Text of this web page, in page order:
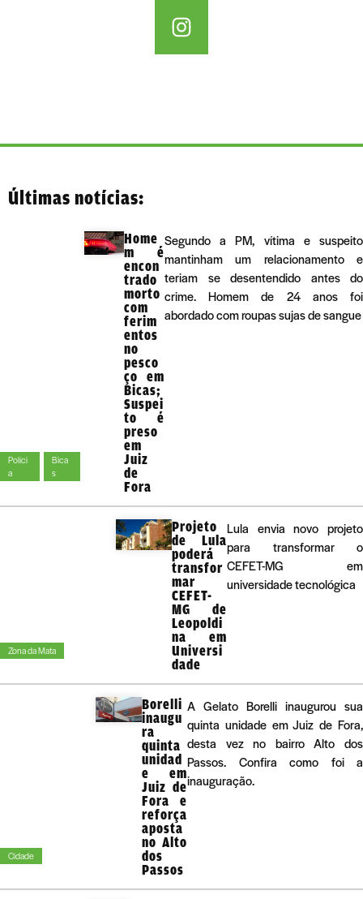
Últimas notícias:
Políci
a
Bica
s
Home
m é
encon
trado
morto
com
ferim
entos
no
pesco
ço em
Bicas;
Suspei
to é
preso
em
Juiz
de
Fora
Segundo a PM, vítima e suspeito
mantinham um relacionamento e
teriam se desentendido antes do
crime. Homem de 24 anos foi
abordado com roupas sujas de sangue
Zona da Mata
Projeto
de Lula
poderá
transfor
mar
CEFET-
MG de
Leopoldi
na em
Universi
dade
Lula envia novo projeto
para transformar o
CEFET-MG em
universidade tecnológica
Cidade
Borelli
inaugu
ra
quinta
unidad
e em
Juiz de
Fora e
reforça
aposta
no Alto
dos
Passos
A Gelato Borelli inaugurou sua
quinta unidade em Juiz de Fora,
desta vez no bairro Alto dos
Passos. Confira como foi a
inauguração.